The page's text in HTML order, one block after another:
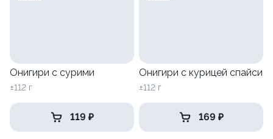
Онигири с сурими
±112 г
119 ₽
Онигири с курицей спайси
±112 г
169 ₽